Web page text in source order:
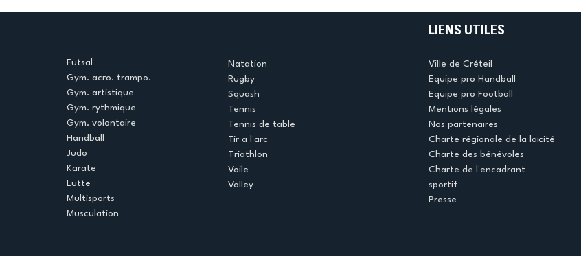
Futsal
Gym. acro. trampo.
Gym. artistique
Gym. rythmique
Gym. volontaire
Handball
Judo
Karate
Lutte
Multisports
Musculation
Natation
Rugby
Squash
Tennis
Tennis de table
Tir a l'arc
Triathlon
Voile
Volley
LIENS UTILES
Ville de Créteil
Equipe pro Handball
Equipe pro Football
Mentions légales
Nos partenaires
Charte régionale de la laïcité
Charte des bénévoles
Charte de l'encadrant
sportif
Presse